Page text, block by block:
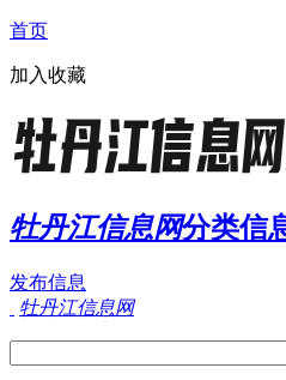
首页
加入收藏
牡丹江信息网分类信
发布信息
牡丹江信息网